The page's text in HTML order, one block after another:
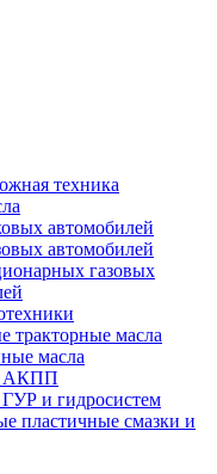
техника
автомобилей
автомобилей
газовых
тракторные масла
масла
АКПП
и гидросистем
пластичные смазки и